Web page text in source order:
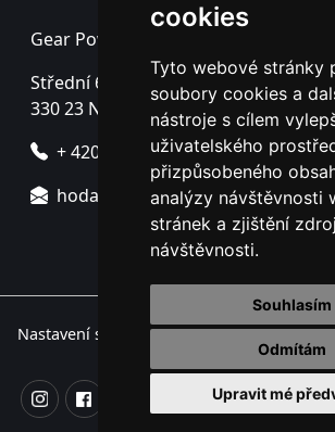
cookies
Tyto webové stránky
soubory cookies a
nástroje s cílem
uživatelského
přizpůsobeného
analýzy návštěvnosti
stránek a zjištění
návštěvnosti.
Souhlasím
Odmítám
Upravit mé
Gear Power s.r.o.
Střední 69
330 23 Nýřany - Úherce
+ 420 725 725 760
hodac@gearpower.cz
Nastavení souborů cookie.